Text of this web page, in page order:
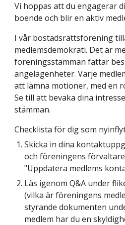
Vi hoppas att du engagerar
boendeoch blir en aktiv
I vår bostadsrättsförening
medlemsdemokrati. Det är
föreningsstämman fattar
angelägenheter. Varje
att lämna motioner, med en
Se till att bevaka dina
stämman.
Checklista för dig som
Skicka in dina
och föreningens
"Uppdatera medlems
Läs igenom Q&A under
(vilka är föreningens
styrande dokumenten
medlem har du en